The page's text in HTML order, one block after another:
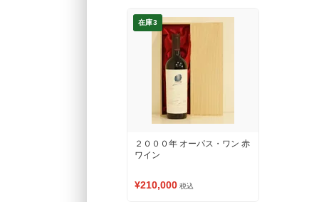
在庫3
２０００年 オーパス・ワン 赤
ワイン
¥210,000 税込